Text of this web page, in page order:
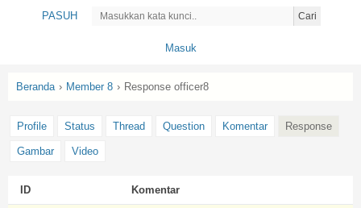
PASUH Cari
Masuk
Beranda › Member 8 › Response officer8
Profile Status Thread Question Komentar Response
Gambar Video
ID Komentar